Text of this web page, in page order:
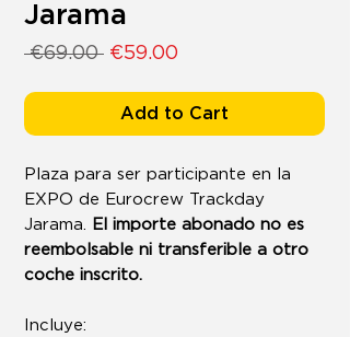
Jarama
€69.00 Regular
€59.00
Add to Cart
Plaza para ser participante en la
EXPO de Eurocrew Trackday
Jarama. El importe abonado no es
reembolsable ni transferible a otro
coche inscrito.
Incluye: